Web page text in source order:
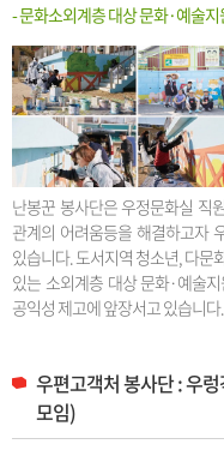
- 문화소외계층 대상 문화·예술
난봉꾼 봉사단은 우정문화실 직
관계의 어려움등을 해결하고자
있습니다. 도서지역 청소년, 다문
있는 소외계층 대상 문화·예술
공익성 제고에 앞장서고 있습니다.
우편고객처 봉사단 : 우
모임)